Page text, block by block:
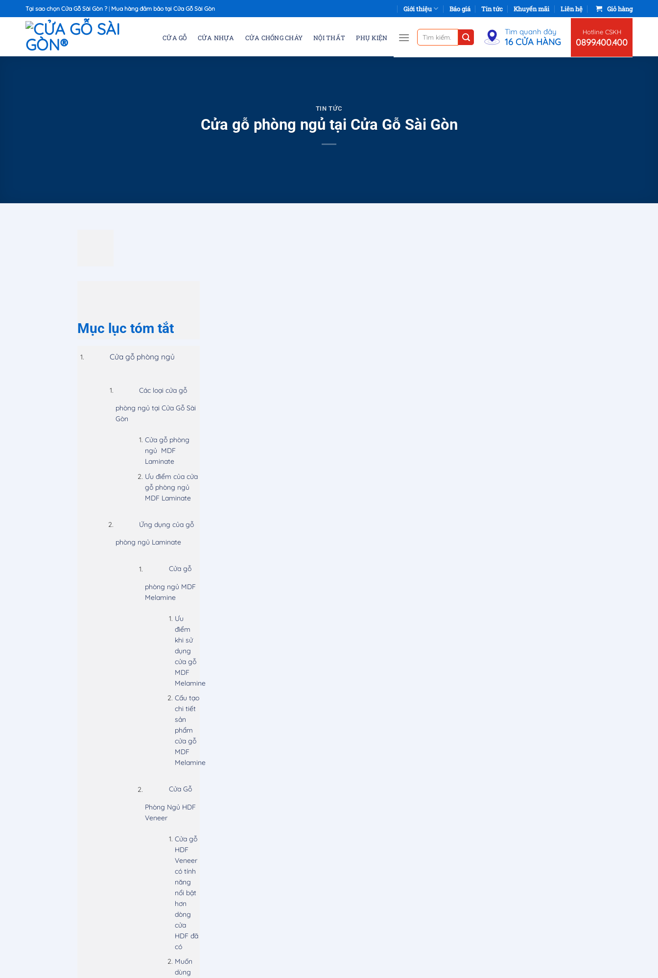
Chuyển
đến
Tại sao chọn Cửa Gỗ Sài Gòn ? | Mua hàng đảm bảo tại Cửa Gỗ Sài Gòn Giới thiệu Báo giá Tin tức Khuyến mãi Liên hệ Giỏ hàng
CỬA GỖ CỬA NHỰA CỬA CHỐNG CHÁY NỘI THẤT PHỤ KIỆN
Tìm
kiếm:
Tìm quanh đây
16 CỬA HÀNG
Hotline CSKH
0899.400.400
TIN TỨC
Cửa gỗ phòng ngủ tại Cửa Gỗ Sài Gòn
Mục lục tóm tắt
Cửa gỗ phòng ngủ
Các loại cửa gỗ
phòng ngủ tại Cửa Gỗ Sài
Gòn
Cửa gỗ phòng
ngủ MDF
Laminate
Ưu điểm của cửa
gỗ phòng ngủ
MDF Laminate
Ứng dụng của gỗ
phòng ngủ Laminate
Cửa gỗ
phòng ngủ MDF
Melamine
Ưu
điểm
khi sử
dụng
cửa gỗ
MDF
Melamine
Cấu tạo
chi tiết
sản
phẩm
cửa gỗ
MDF
Melamine
Cửa Gỗ
Phòng Ngủ HDF
Veneer
Cửa gỗ
HDF
Veneer
có tính
năng
nổi bật
hơn
dòng
cửa
HDF đã
có
Muốn
dùng